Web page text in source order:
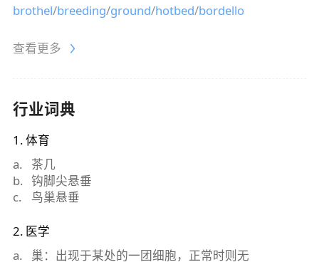
brothel/breeding/ground/hotbed/bordello
查看更多
行业词典
1 .体育
a.
茶几
b. 钩脚尖悬垂
c. 鸟巢悬垂
2. 医学
a. 巢：出现于某处的一团细胞，正常时则无